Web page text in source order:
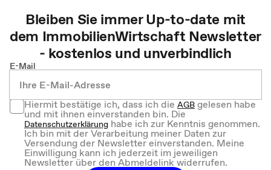
Bleiben Sie immer Up-to-date mit
dem ImmobilienWirtschaft Newsletter
- kostenlos und unverbindlich
E-Mail
Hiermit bestätige ich, dass ich dieAGBgelesen habe
und mit ihnen einverstanden bin. Die
Datenschutzerklärung habe ich zur Kenntnis genommen.
Ich bin mit der Verarbeitung meiner Daten zur
Versendung der Newsletter einverstanden. Meine
Einwilligung kann ich jederzeit im jeweiligen
Newsletter über den Abmeldelink widerrufen.